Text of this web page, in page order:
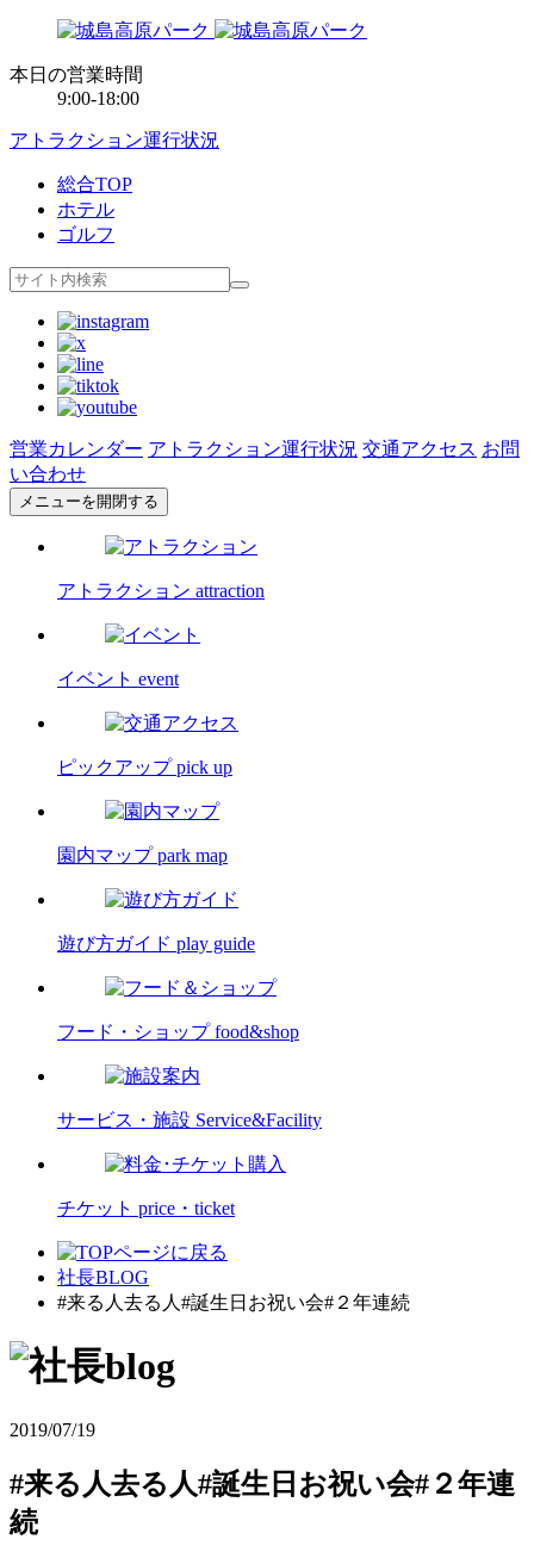
本日の営業時間
9:00-18:00
アトラクション運行状況
総合TOP
ホテル
ゴルフ
営業カレンダー アトラクション運行状況 交通アクセス お問
い合わせ
メニューを開閉する
アトラクション attraction
イベント event
ピックアップ pick up
園内マップ park map
遊び方ガイド play guide
フード・ショップ food&shop
サービス・施設 Service&Facility
チケット price・ticket
社長BLOG
#来る人去る人#誕生日お祝い会#２年連続
2019/07/19
#来る人去る人#誕生日お祝い会#２年連
続